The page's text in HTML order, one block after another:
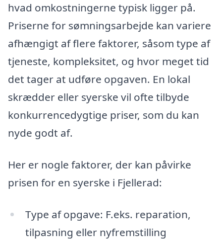
hvad omkostningerne typisk ligger på.
Priserne for sømningsarbejde kan variere
afhængigt af flere faktorer, såsom type af
tjeneste, kompleksitet, og hvor meget tid
det tager at udføre opgaven. En lokal
skrædder eller syerske vil ofte tilbyde
konkurrencedygtige priser, som du kan
nyde godt af.
Her er nogle faktorer, der kan påvirke
prisen for en syerske i Fjellerad:
Type af opgave: F.eks. reparation,
tilpasning eller nyfremstilling